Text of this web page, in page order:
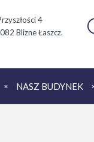
4
Blizne Łaszcz.
NASZ BUDYNEK